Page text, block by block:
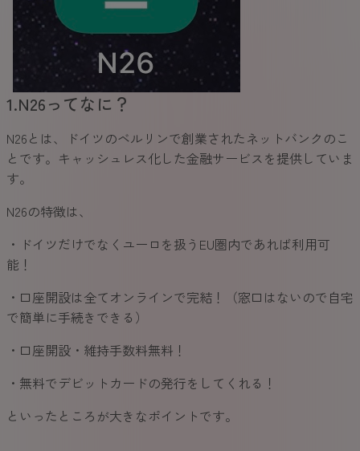
1.N26ってなに？
N26とは、ドイツのベルリンで創業されたネットバンクのこ
とです。キャッシュレス化した金融サービスを提供していま
す。
N26の特徴は、
・ドイツだけでなくユーロを扱うEU圏内であれば利用可
能！
・口座開設は全てオンラインで完結！（窓口はないので自宅
で簡単に手続きできる）
・口座開設・維持手数料無料！
・無料でデビットカードの発行をしてくれる！
といったところが大きなポイントです。